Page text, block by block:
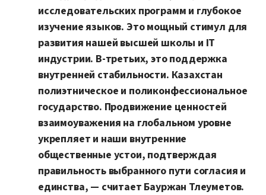
исследовательских программ и глубокое
изучение языков. Это мощный стимул для
развития нашей высшей школы и IT
индустрии. В-третьих, это поддержка
внутренней стабильности. Казахстан
полиэтническое и поликонфессиональное
государство. Продвижение ценностей
взаимоуважения на глобальном уровне
укрепляет и наши внутренние
общественные устои, подтверждая
правильность выбранного пути согласия и
единства, — считает Бауржан Тлеуметов.